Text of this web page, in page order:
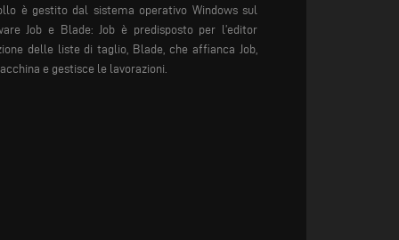
è gestito dal sistema operativo Windows sul
Job e Blade: Job è predisposto per l’editor
delle liste di taglio, Blade, che affianca Job,
e gestisce le lavorazioni.